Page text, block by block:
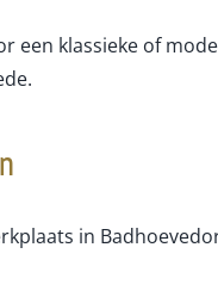
een klassieke of
in